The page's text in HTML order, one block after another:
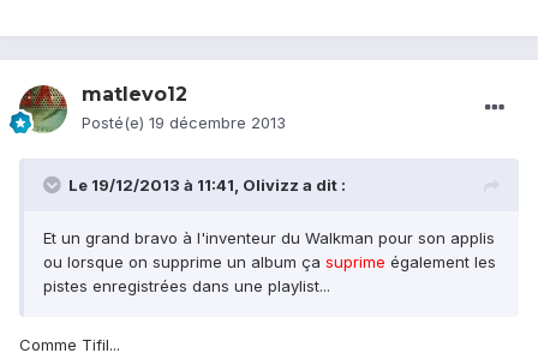
matlevo12
Posté(e) 19 décembre 2013
Le 19/12/2013 à 11:41, Olivizz a dit :
Et un grand bravo à l'inventeur du Walkman pour son applis
ou lorsque on supprime un album ça suprime également les
pistes enregistrées dans une playlist...
Comme Tifil...